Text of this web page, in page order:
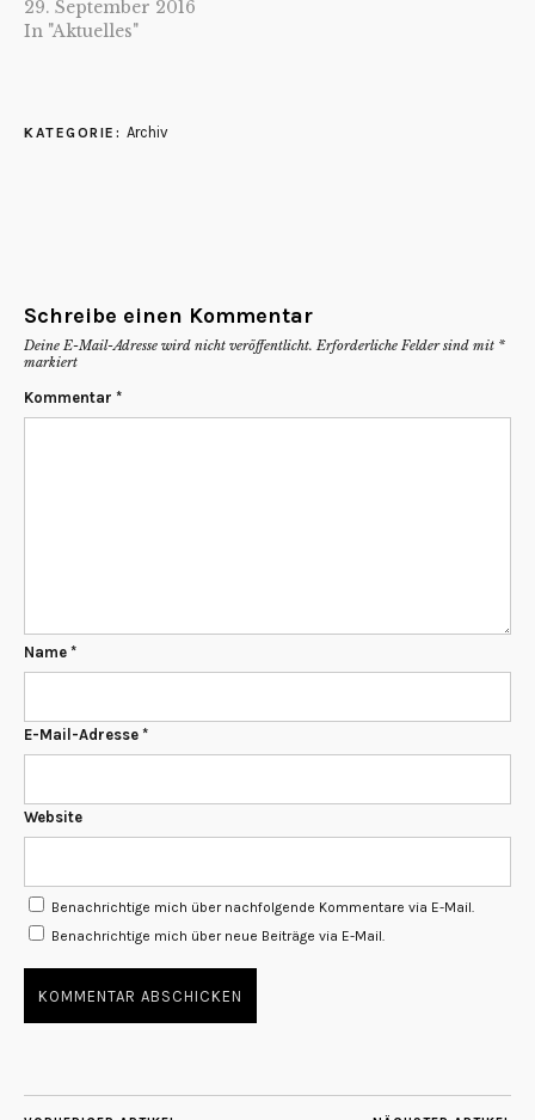
29. September 2016
In "Aktuelles"
KATEGORIE: Archiv
Schreibe einen Kommentar
Deine E-Mail-Adresse wird nicht veröffentlicht. Erforderliche Felder sind mit *
markiert
Kommentar *
Name *
E-Mail-Adresse *
Website
Benachrichtige mich über nachfolgende Kommentare via E-Mail.
Benachrichtige mich über neue Beiträge via E-Mail.